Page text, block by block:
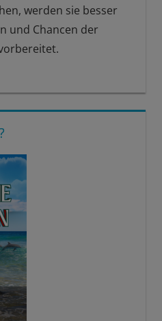
werden sie besser
und Chancen der